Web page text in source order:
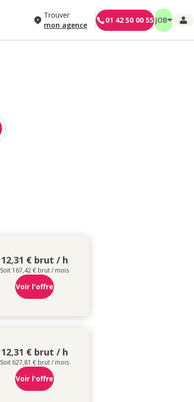
Trouver
mon agence
01 42 50 00 55 JOB
12,31 € brut / h
Soit 167,42 € brut / mois
Voir l'offre
12,31 € brut / h
Soit 627,81 € brut / mois
Voir l'offre